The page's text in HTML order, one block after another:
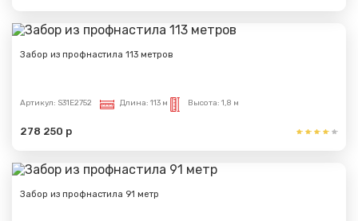
Забор из профнастила 113 метров
Артикул: S31E2752 Длина: 113 м Высота: 1,8 м
278 250 р
Забор из профнастила 91 метр